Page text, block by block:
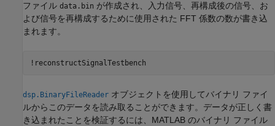
ファイル data.bin が作成され、入力信号、再構成後の信号、お
よび信号を再構成するために使用された FFT 係数の数が書き込
まれます。
!reconstructSignalTestbench
dsp.BinaryFileReader オブジェクトを使用してバイナリ ファイ
ルからこのデータを読み取ることができます。データが正しく書
き込まれたことを検証するには、MATLAB のバイナリ ファイル